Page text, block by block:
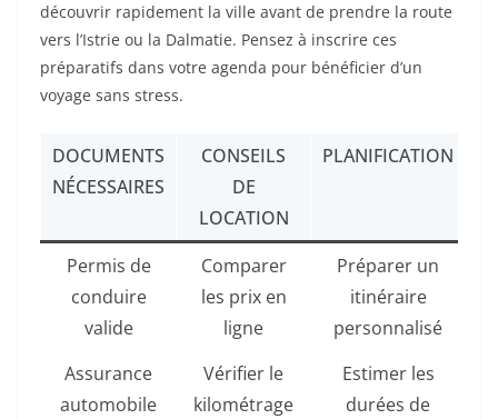
découvrir rapidement la ville avant de prendre la route
vers l’Istrie ou la Dalmatie. Pensez à inscrire ces
préparatifs dans votre agenda pour bénéficier d’un
voyage sans stress.
DOCUMENTS
NÉCESSAIRES
CONSEILS
DE
LOCATION
PLANIFICATION
Permis de
conduire
valide
Comparer
les prix en
ligne
Préparer un
itinéraire
personnalisé
Assurance
automobile
Vérifier le
kilométrage
Estimer les
durées de